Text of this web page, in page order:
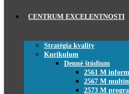
CENTRUM EXCELENTNOSTI
Stratégia kvality
Kurikulum
Denné štúdium
2561 M
2567 M
2573 M